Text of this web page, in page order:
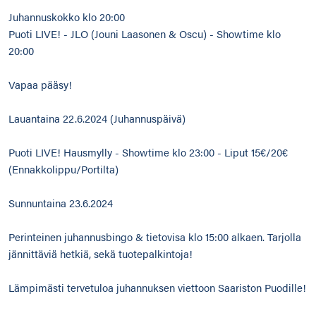
Juhannuskokko klo 20:00
Puoti LIVE! - JLO (Jouni Laasonen & Oscu) - Showtime klo
20:00
Vapaa pääsy!
Lauantaina 22.6.2024 (Juhannuspäivä)
Puoti LIVE! Hausmylly - Showtime klo 23:00 - Liput 15€/20€
(Ennakkolippu/Portilta)
Sunnuntaina 23.6.2024
Perinteinen juhannusbingo & tietovisa klo 15:00 alkaen. Tarjolla
jännittäviä hetkiä, sekä tuotepalkintoja!
Lämpimästi tervetuloa juhannuksen viettoon Saariston Puodille!